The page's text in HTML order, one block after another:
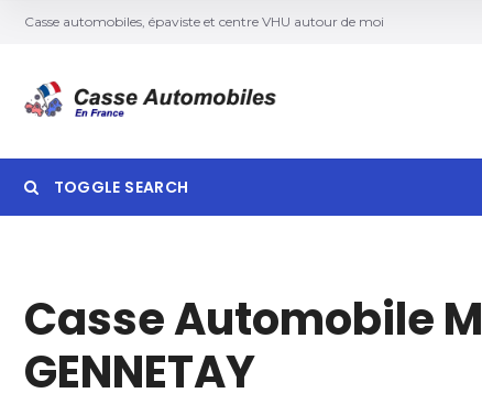
Casse automobiles, épaviste et centre VHU autour de moi
TOGGLE SEARCH
Casse Automobile
GENNETAY